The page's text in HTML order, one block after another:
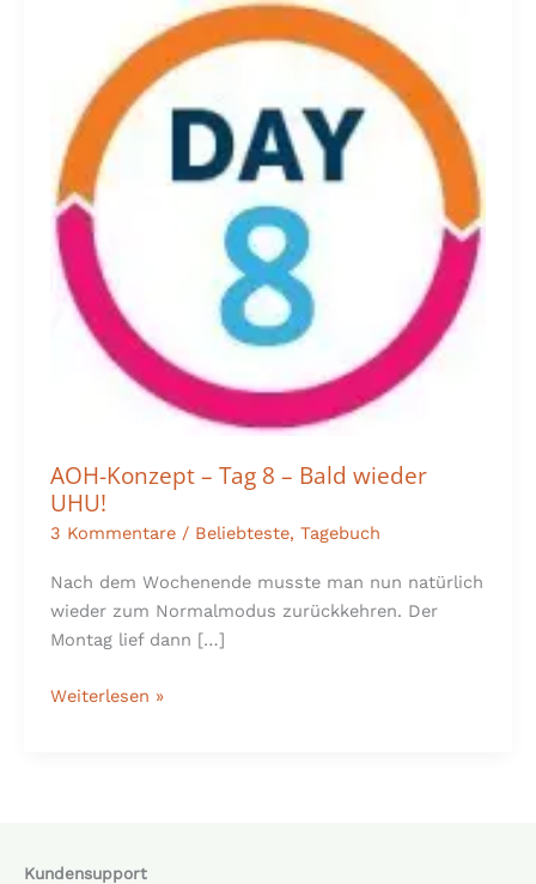
AOH-Konzept – Tag 8 – Bald wieder
UHU!
3 Kommentare / Beliebteste, Tagebuch
Nach dem Wochenende musste man nun natürlich
wieder zum Normalmodus zurückkehren. Der
Montag lief dann […]
–
Bald
wieder
UHU!
Weiterlesen »
Kundensupport